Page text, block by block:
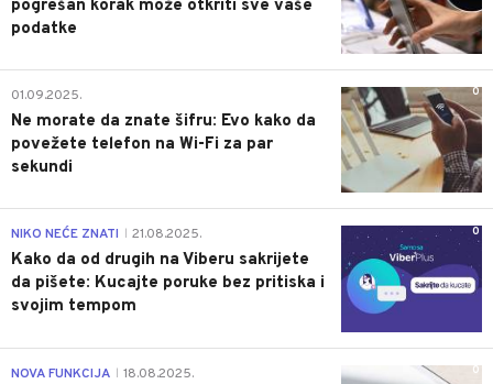
pogrešan korak može otkriti sve vaše
podatke
0
01.09.2025.
Ne morate da znate šifru: Evo kako da
povežete telefon na Wi-Fi za par
sekundi
0
NIKO NEĆE ZNATI 21.08.2025.
Kako da od drugih na Viberu sakrijete
da pišete: Kucajte poruke bez pritiska i
svojim tempom
0
NOVA FUNKCIJA 18.08.2025.